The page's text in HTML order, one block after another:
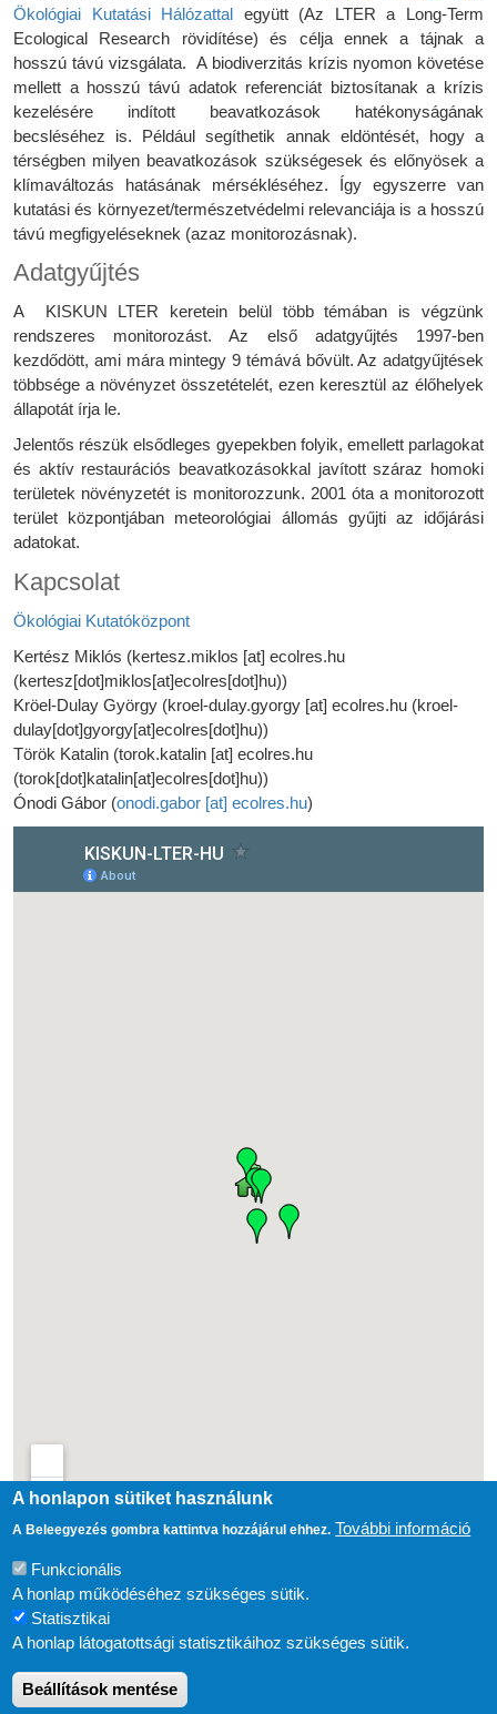
Ökológiai Kutatási Hálózattal együtt (Az LTER a Long-Term
Ecological Research rövidítése) és célja ennek a tájnak a
hosszú távú vizsgálata. A biodiverzitás krízis nyomon követése
mellett a hosszú távú adatok referenciát biztosítanak a krízis
kezelésére indított beavatkozások hatékonyságának
becsléséhez is. Például segíthetik annak eldöntését, hogy a
térségben milyen beavatkozások szükségesek és előnyösek a
klímaváltozás hatásának mérsékléséhez. Így egyszerre van
kutatási és környezet/természetvédelmi relevanciája is a hosszú
távú megfigyeléseknek (azaz monitorozásnak).
Adatgyűjtés
A KISKUN LTER keretein belül több témában is végzünk
rendszeres monitorozást. Az első adatgyűjtés 1997-ben
kezdődött, ami mára mintegy 9 témává bővült. Az adatgyűjtések
többsége a növényzet összetételét, ezen keresztül az élőhelyek
állapotát írja le.
Jelentős részük elsődleges gyepekben folyik, emellett parlagokat
és aktív restaurációs beavatkozásokkal javított száraz homoki
területek növényzetét is monitorozzunk. 2001 óta a monitorozott
terület központjában meteorológiai állomás gyűjti az időjárási
adatokat.
Kapcsolat
Ökológiai Kutatóközpont
Kertész Miklós (kertesz.miklos [at] ecolres.hu
(kertesz[dot]miklos[at]ecolres[dot]hu))
Kröel-Dulay György (kroel-dulay.gyorgy [at] ecolres.hu (kroel-
dulay[dot]gyorgy[at]ecolres[dot]hu))
Török Katalin (torok.katalin [at] ecolres.hu
(torok[dot]katalin[at]ecolres[dot]hu))
Ónodi Gábor (onodi.gabor [at] ecolres.hu)
LÁBLÉC
Impresszum
A honlapon sütiket használunk
A Beleegyezés gombra kattintva hozzájárul ehhez. További információ
Funkcionális
A honlap működéséhez szükséges sütik.
Statisztikai
A honlap látogatottsági statisztikáihoz szükséges sütik.
Beállítások mentése